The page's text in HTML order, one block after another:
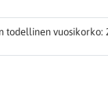
vuosikorko: